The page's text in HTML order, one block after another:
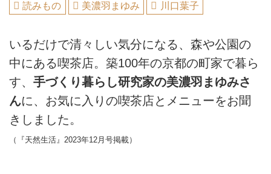
読みもの 美濃羽まゆみ 川口葉子
いるだけで清々しい気分になる、森や公園の
中にある喫茶店。築100年の京都の町家で暮ら
す、 手づくり暮らし研究家の美濃羽まゆみさ
んに、お気に入りの喫茶店とメニューをお聞
きしました。
（『天然生活』2023年12月号掲載）